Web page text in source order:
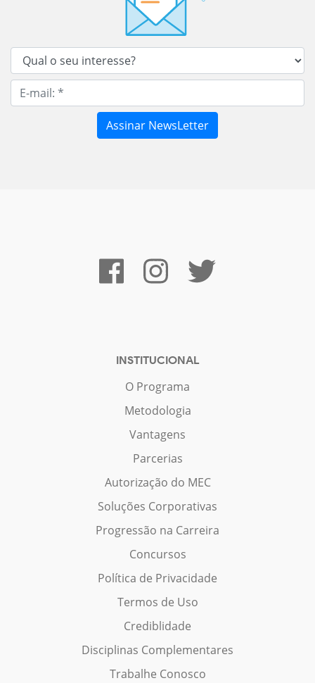
INSTITUCIONAL
O Programa
Metodologia
Vantagens
Parcerias
Autorização do MEC
Soluções Corporativas
Progressão na Carreira
Concursos
Política de Privacidade
Termos de Uso
Crediblidade
Disciplinas Complementares
Trabalhe Conosco